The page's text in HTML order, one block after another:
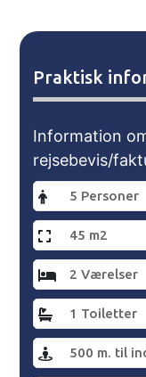
Praktisk
Information
rejsebevis/
5 Personer
45 m2
2 Værelser
1 Toiletter
500 m. til